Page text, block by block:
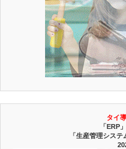
タイ
「ERP
「生産管理システ